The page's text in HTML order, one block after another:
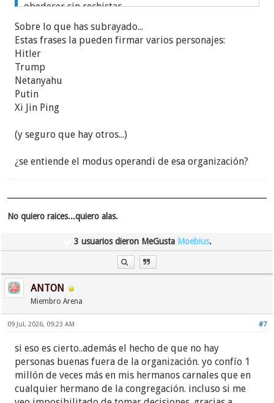
obedecer sin rechistar,
Sobre lo que has subrayado...
Estas frases la pueden firmar varios personajes:
Hitler
Trump
Netanyahu
Putin
Xi Jin Ping
(y seguro que hay otros...)
¿se entiende el modus operandi de esa organización?
No quiero raices...quiero alas.
3 usuarios dieron MeGusta Moebius.
ANTON
Miembro Arena
#7
09 Jul, 2026, 09:23 AM
si eso es cierto..además el hecho de que no hay
personas buenas fuera de la organización. yo confío 1
millón de veces más en mis hermanos carnales que en
cualquier hermano de la congregación. incluso si me